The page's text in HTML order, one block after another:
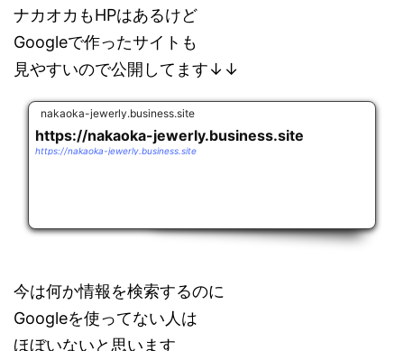
ナカオカもHPはあるけど
Googleで作ったサイトも
見やすいので公開してます↓↓
nakaoka-jewerly.business.site
https://nakaoka-jewerly.business.site
https://nakaoka-jewerly.business.site
今は何か情報を検索するのに
Googleを使ってない人は
ほぼいないと思います